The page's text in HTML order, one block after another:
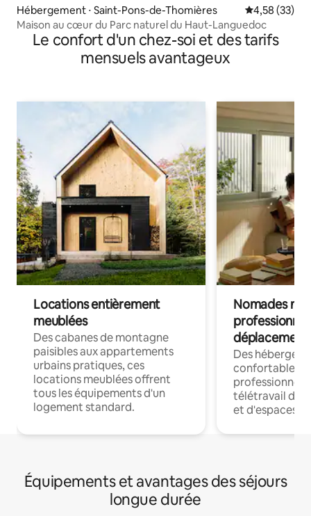
Hébergement ⋅ Saint-Pons-de-Thomières Évaluation
4,58 (33)
Maison au cœur du Parc naturel du Haut-Languedoc
Le confort d'un chez-soi et des tarifs
mensuels avantageux
Locations entièrement
meublées
Des cabanes de montagne
paisibles aux appartements
urbains pratiques, ces
locations meublées offrent
tous les équipements d'un
logement standard.
Nomades
déplacement
Des
confortables
professionnels
télétravail
et d'espaces
Équipements et avantages des séjours
longue durée